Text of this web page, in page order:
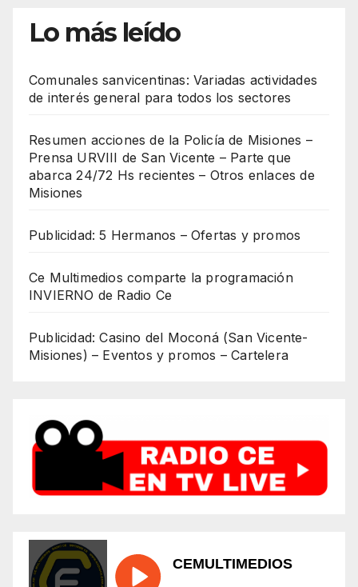
Lo más leído
Comunales sanvicentinas: Variadas actividades
de interés general para todos los sectores
Resumen acciones de la Policía de Misiones –
Prensa URVIII de San Vicente – Parte que
abarca 24/72 Hs recientes – Otros enlaces de
Misiones
Publicidad: 5 Hermanos – Ofertas y promos
Ce Multimedios comparte la programación
INVIERNO de Radio Ce
Publicidad: Casino del Moconá (San Vicente-
Misiones) – Eventos y promos – Cartelera